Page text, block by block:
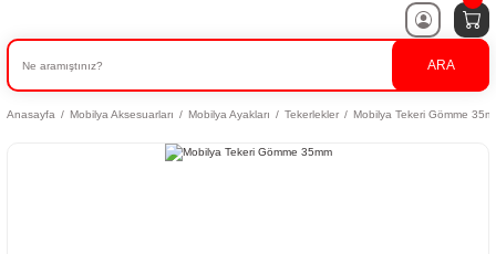
ARA
Anasayfa Mobilya Aksesuarları Mobilya Ayakları Tekerlekler Mobilya Tekeri Gömme